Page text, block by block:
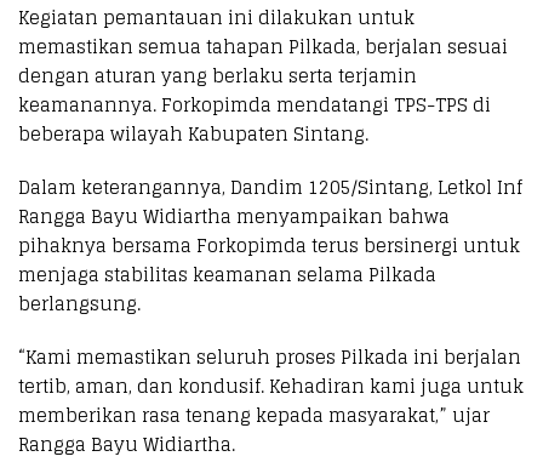
Kegiatan pemantauan ini dilakukan untuk
memastikan semua tahapan Pilkada, berjalan sesuai
dengan aturan yang berlaku serta terjamin
keamanannya. Forkopimda mendatangi TPS-TPS di
beberapa wilayah Kabupaten Sintang.
Dalam keterangannya, Dandim 1205/Sintang, Letkol Inf
Rangga Bayu Widiartha menyampaikan bahwa
pihaknya bersama Forkopimda terus bersinergi untuk
menjaga stabilitas keamanan selama Pilkada
berlangsung.
“Kami memastikan seluruh proses Pilkada ini berjalan
tertib, aman, dan kondusif. Kehadiran kami juga untuk
memberikan rasa tenang kepada masyarakat,” ujar
Rangga Bayu Widiartha.